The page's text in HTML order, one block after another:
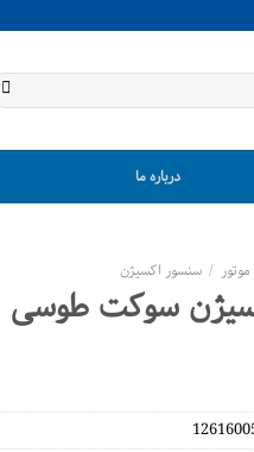
درباره ما
/ سنسور اکسیژن
سوکت طوسی